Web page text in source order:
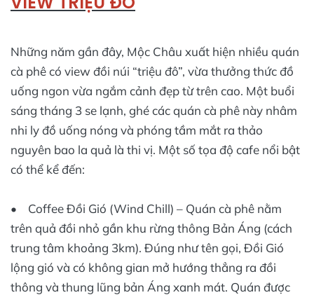
Những năm gần đây, Mộc Châu xuất hiện nhiều quán
cà phê có view đồi núi “triệu đô”, vừa thưởng thức đồ
uống ngon vừa ngắm cảnh đẹp từ trên cao. Một buổi
sáng tháng 3 se lạnh, ghé các quán cà phê này nhâm
nhi ly đồ uống nóng và phóng tầm mắt ra thảo
nguyên bao la quả là thi vị. Một số tọa độ cafe nổi bật
có thể kể đến:
• Coffee Đồi Gió (Wind Chill) – Quán cà phê nằm
trên quả đồi nhỏ gần khu rừng thông Bản Áng (cách
trung tâm khoảng 3km). Đúng như tên gọi, Đồi Gió
lộng gió và có không gian mở hướng thẳng ra đồi
thông và thung lũng bản Áng xanh mát. Quán được